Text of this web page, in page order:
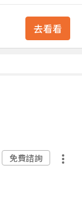
去看看
免費諮詢